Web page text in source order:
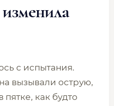
с испытания.
вызывали острую,
как будто